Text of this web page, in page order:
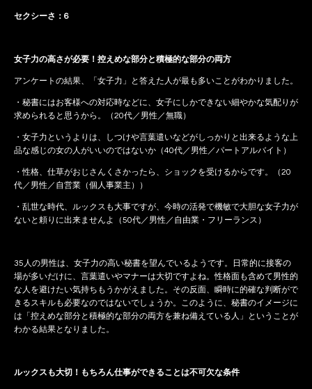
セクシーさ：6
女子力の高さが必要！控えめな部分と積極的な部分の両方
アンケートの結果、「女子力」と答えた人が最も多いことがわかりました。
・秘書にはお客様への対応時などに、女子にしかできない細やかな気配りが
求められると思うから。（20代／男性／無職）
・女子力というよりは、しつけや言葉遣いなどがしっかりと出来るような上
品な感じの女の人がいいのではないか（40代／男性／パートアルバイト）
・性格、仕草がおじさんくさかったら、ショックを受けるからです。（20
代／男性／自営業（個人事業主））
・乱世な時代、ルックスも大事ですが、今時の活発で機敏で大胆な女子力が
ないと頼りに出来ませんよ（50代／男性／自由業・フリーランス）
35人の男性は、女子力の高い秘書を望んでいるようです。日常的に接客の
場が多いだけに、言葉遣いやマナーは大切ですよね。性格面も含めて男性的
な人を避けたい気持ちもうかがえました。その反面、瞬時に的確な判断がで
きるスキルも必要なのではないでしょうか。このように、秘書のイメージに
は「控えめな部分と積極的な部分の両方を兼ね備えている人」ということが
わかる結果となりました。
ルックスも大切！もちろん仕事ができることは不可欠な条件